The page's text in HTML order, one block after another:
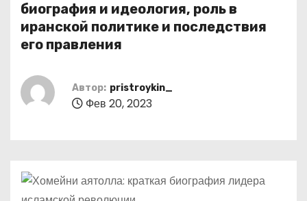
биография и идеология, роль в
иранской политике и последствия
его правления
Автор: pristroykin_
Фев 20, 2023